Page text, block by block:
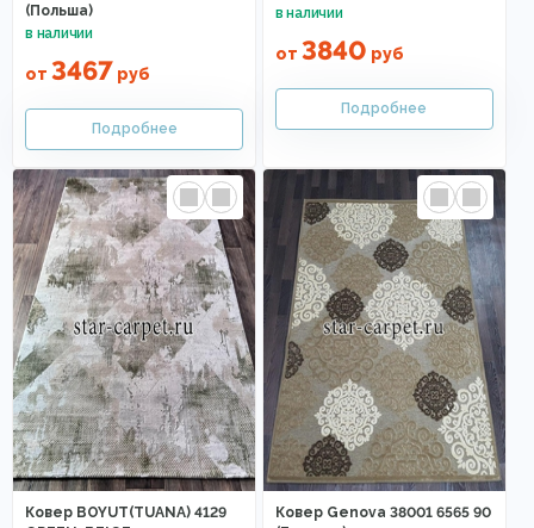
(Польша)
от 3467 руб
от 3840 руб
Ковер BOYUT(TUANA) 4129
Ковер Genova 38001 6565 90